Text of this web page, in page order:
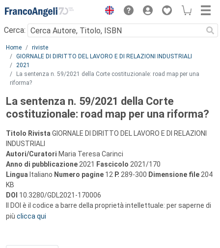
Menu
Cerca:
Main content
Home
riviste
GIORNALE DI DIRITTO DEL LAVORO E DI RELAZIONI INDUSTRIALI
2021
La sentenza n. 59/2021 della Corte costituzionale: road map per una
riforma?
La sentenza n. 59/2021 della Corte
costituzionale: road map per una riforma?
Titolo Rivista GIORNALE DI DIRITTO DEL LAVORO E DI RELAZIONI
INDUSTRIALI
Autori/Curatori Maria Teresa Carinci
Anno di pubblicazione 2021 Fascicolo 2021/170
Lingua Italiano Numero pagine 12 P. 289-300 Dimensione file 204
KB
DOI 10.3280/GDL2021-170006
Il DOI è il codice a barre della proprietà intellettuale: per saperne di
più clicca qui